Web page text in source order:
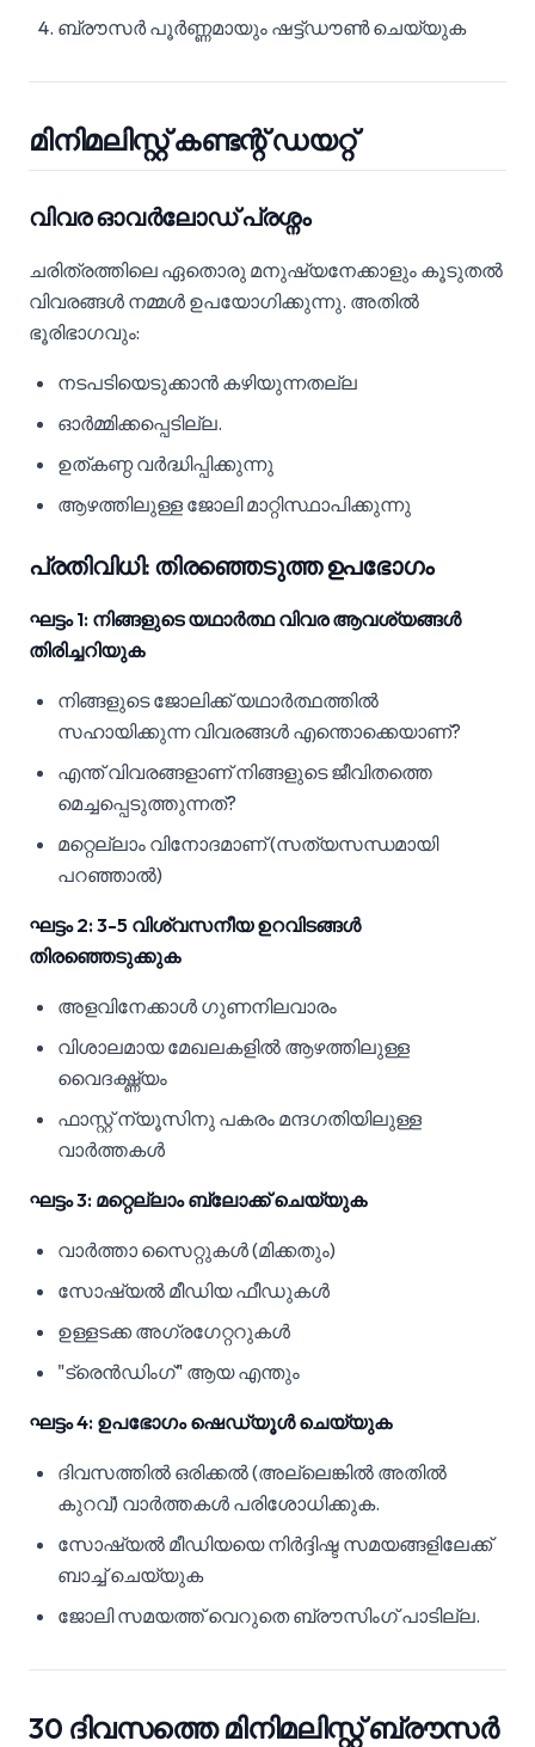
ബ്രൗസർ പൂർണ്ണമായും ഷട്ട്ഡൗൺ ചെയ്യുക
മിനിമലിസ്റ്റ് കണ്ടന്റ് ഡയറ്റ്
വിവര ഓവർലോഡ് പ്രശ്നം
ചരിത്രത്തിലെ ഏതൊരു മനുഷ്യനേക്കാളും കൂടുതൽ
വിവരങ്ങൾ നമ്മൾ ഉപയോഗിക്കുന്നു. അതിൽ
ഭൂരിഭാഗവും:
നടപടിയെടുക്കാൻ കഴിയുന്നതല്ല
ഓർമ്മിക്കപ്പെടില്ല.
ഉത്കണ്ഠ വർദ്ധിപ്പിക്കുന്നു
ആഴത്തിലുള്ള ജോലി മാറ്റിസ്ഥാപിക്കുന്നു
പ്രതിവിധി: തിരഞ്ഞെടുത്ത ഉപഭോഗം
ഘട്ടം 1: നിങ്ങളുടെ യഥാർത്ഥ വിവര ആവശ്യങ്ങൾ
തിരിച്ചറിയുക
നിങ്ങളുടെ ജോലിക്ക് യഥാർത്ഥത്തിൽ
സഹായിക്കുന്ന വിവരങ്ങൾ എന്തൊക്കെയാണ്?
എന്ത് വിവരങ്ങളാണ് നിങ്ങളുടെ ജീവിതത്തെ
മെച്ചപ്പെടുത്തുന്നത്?
മറ്റെല്ലാം വിനോദമാണ് (സത്യസന്ധമായി
പറഞ്ഞാൽ)
ഘട്ടം 2: 3-5 വിശ്വസനീയ ഉറവിടങ്ങൾ
തിരഞ്ഞെടുക്കുക
അളവിനേക്കാൾ ഗുണനിലവാരം
വിശാലമായ മേഖലകളിൽ ആഴത്തിലുള്ള
വൈദഗ്ദ്ധ്യം
ഫാസ്റ്റ് ന്യൂസിനു പകരം മന്ദഗതിയിലുള്ള
വാർത്തകൾ
ഘട്ടം 3: മറ്റെല്ലാം ബ്ലോക്ക് ചെയ്യുക
വാർത്താ സൈറ്റുകൾ (മിക്കതും)
സോഷ്യൽ മീഡിയ ഫീഡുകൾ
ഉള്ളടക്ക അഗ്രഗേറ്ററുകൾ
"ട്രെൻഡിംഗ്" ആയ എന്തും
ഘട്ടം 4: ഉപഭോഗം ഷെഡ്യൂൾ ചെയ്യുക
ദിവസത്തിൽ ഒരിക്കൽ (അല്ലെങ്കിൽ അതിൽ
കുറവ്) വാർത്തകൾ പരിശോധിക്കുക.
സോഷ്യൽ മീഡിയയെ നിർദ്ദിഷ്ട സമയങ്ങളിലേക്ക്
ബാച്ച് ചെയ്യുക
ജോലി സമയത്ത് വെറുതെ ബ്രൗസിംഗ് പാടില്ല.
30 ദിവസത്തെ മിനിമലിസ്റ്റ് ബ്രൗസർ